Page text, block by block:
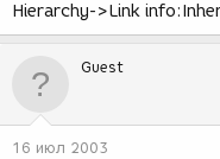
Hierarchy->Link
Guest
16 июл 2003